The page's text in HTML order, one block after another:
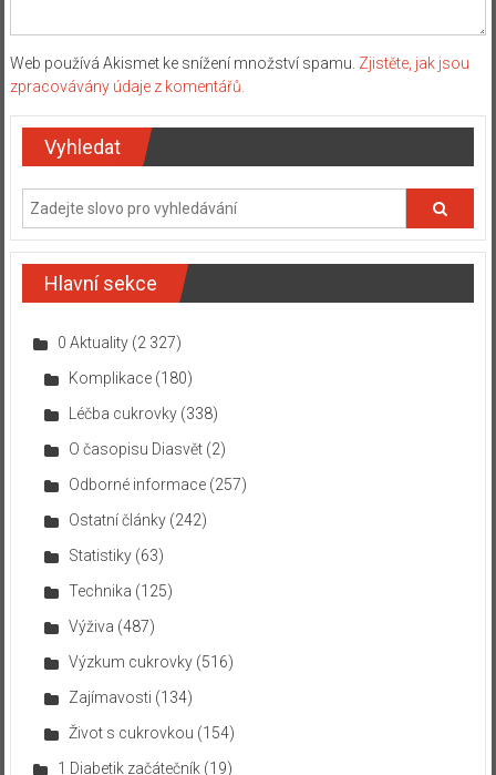
Web používá Akismet ke snížení množství spamu. Zjistěte, jak jsou
zpracovávány údaje z komentářů.
Vyhledat
Hlavní sekce
0 Aktuality(2 327)
Komplikace(180)
Léčba cukrovky(338)
O časopisu Diasvět(2)
Odborné informace(257)
Ostatní články(242)
Statistiky(63)
Technika (125)
Výživa (487)
Výzkum cukrovky(516)
Zajímavosti (134)
Život s cukrovkou (154)
1 Diabetik začátečník(19)